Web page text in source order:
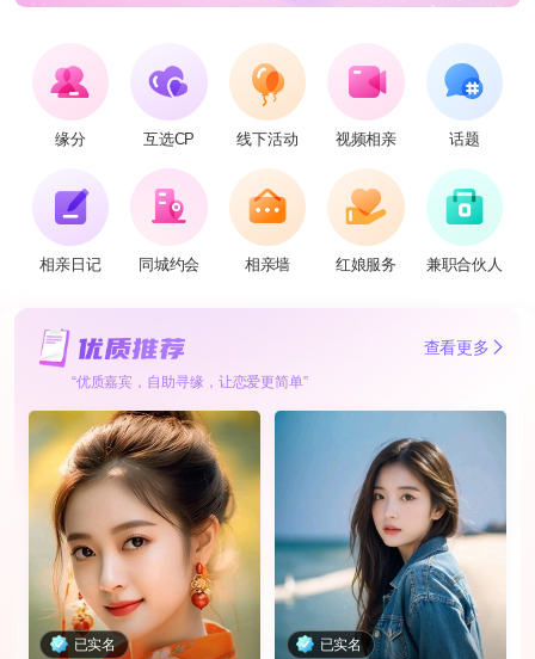
缘分 互选CP 线下活动 视频相亲 话题
相亲日记 同城约会 相亲墙 红娘服务 兼职合伙人
查看更多
“优质嘉宾，自助寻缘，让恋爱更简单”
已实名 已实名